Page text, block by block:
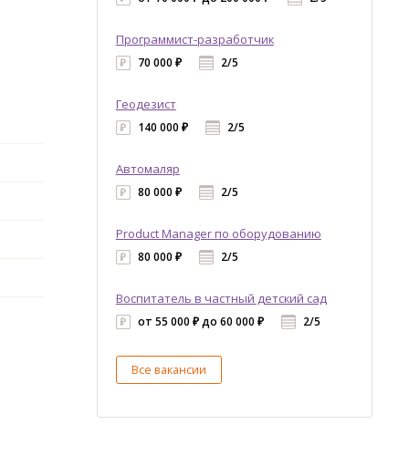
Программист-разработчик
70 000 ₽ 2/5
Геодезист
140 000 ₽ 2/5
Автомаляр
80 000 ₽ 2/5
Product Manager по оборудованию
80 000 ₽ 2/5
Воспитатель в частный детский сад
от 55 000 ₽ до 60 000 ₽ 2/5
Все вакансии